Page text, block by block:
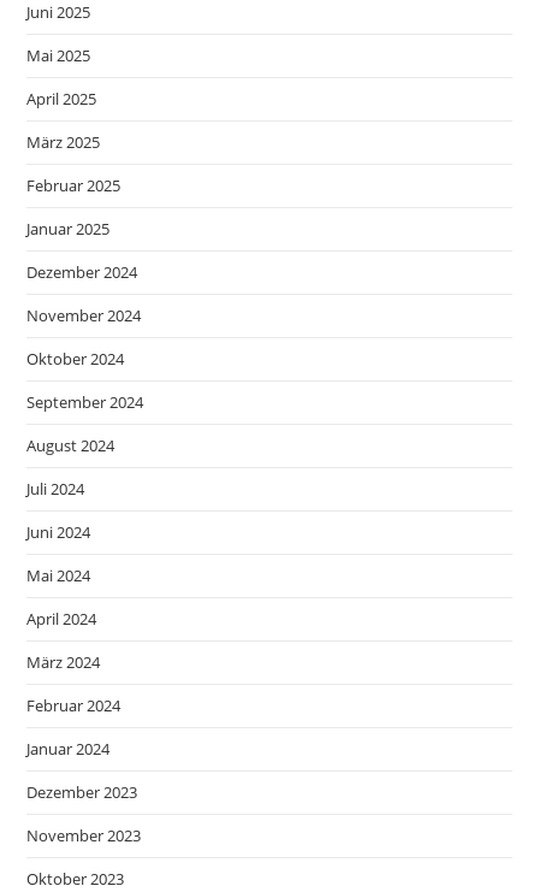
Juni 2025
Mai 2025
April 2025
März 2025
Februar 2025
Januar 2025
Dezember 2024
November 2024
Oktober 2024
September 2024
August 2024
Juli 2024
Juni 2024
Mai 2024
April 2024
März 2024
Februar 2024
Januar 2024
Dezember 2023
November 2023
Oktober 2023